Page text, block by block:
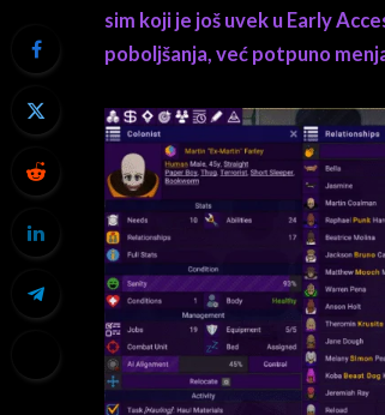
sim koji je još uvek u Early
poboljšanja, već potpuno